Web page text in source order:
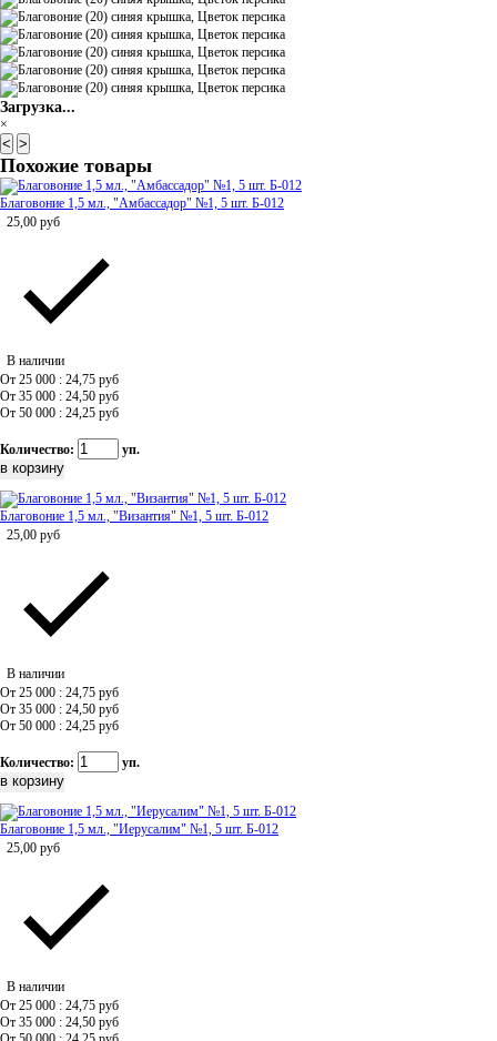
Загрузка...
×
< >
Похожие товары
Благовоние 1,5 мл., "Амбассадор" №1, 5 шт. Б-012
25,00 руб
В наличии
От 25 000 : 24,75 руб
От 35 000 : 24,50 руб
От 50 000 : 24,25 руб
Количество: уп.
Благовоние 1,5 мл., "Византия" №1, 5 шт. Б-012
25,00 руб
В наличии
От 25 000 : 24,75 руб
От 35 000 : 24,50 руб
От 50 000 : 24,25 руб
Количество: уп.
Благовоние 1,5 мл., "Иерусалим" №1, 5 шт. Б-012
25,00 руб
В наличии
От 25 000 : 24,75 руб
От 35 000 : 24,50 руб